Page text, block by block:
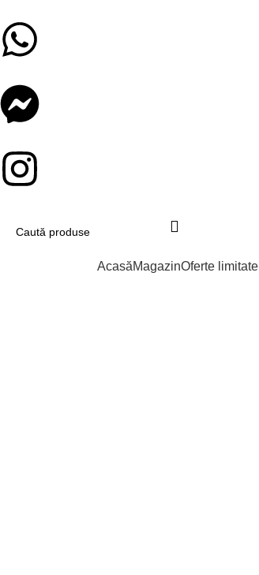
AcasăMagazinOferte limitate